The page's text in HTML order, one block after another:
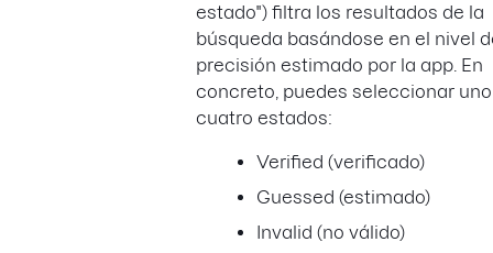
estado") filtra los resultados de la
búsqueda basándose en el nivel
precisión estimado por la app. En
concreto, puedes seleccionar
cuatro estados:
Verified (verificado)
Guessed (estimado)
Invalid (no válido)